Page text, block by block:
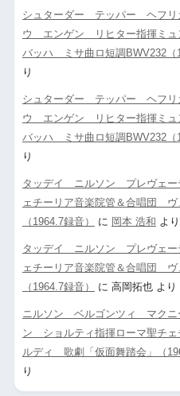
シュターダー テッパー ヘフリ
ウ エンゲン リヒター指揮ミュ
バッハ ミサ曲ロ短調BWV232（
り
シュターダー テッパー ヘフリ
ウ エンゲン リヒター指揮ミュ
バッハ ミサ曲ロ短調BWV232（
り
タッデイ ニルソン プレヴェー
ェチーリア音楽院管＆合唱団
（1964.7録音）
に 岡本 浩和 より
タッデイ ニルソン プレヴェー
ェチーリア音楽院管＆合唱団
（1964.7録音）
に 高岡拓也より
ニルソン ベルゴンツィ マク
ン ショルティ指揮ローマ聖チ
ルディ 歌劇「仮面舞踏会」（
り